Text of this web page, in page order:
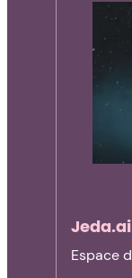
Jeda.ai
Espace